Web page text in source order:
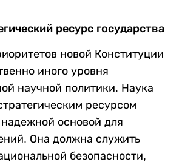
ресурс государства
новой Конституции
иного уровня
научной политики. Наука
ресурсом
надежной основой для
Она должна служить
безопасности,